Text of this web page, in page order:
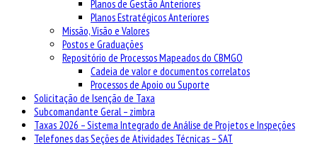
Planos de Gestão Anteriores
Planos Estratégicos Anteriores
Missão, Visão e Valores
Postos e Graduações
Repositório de Processos Mapeados do CBMGO
Cadeia de valor e documentos correlatos
Processos de Apoio ou Suporte
Solicitação de Isenção de Taxa
Subcomandante Geral – zimbra
Taxas 2026 – Sistema Integrado de Análise de Projetos e Inspeções
Telefones das Seções de Atividades Técnicas – SAT